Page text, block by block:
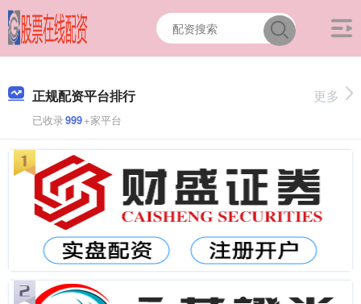
正规配资平台排行
已收录999+家平台
更多